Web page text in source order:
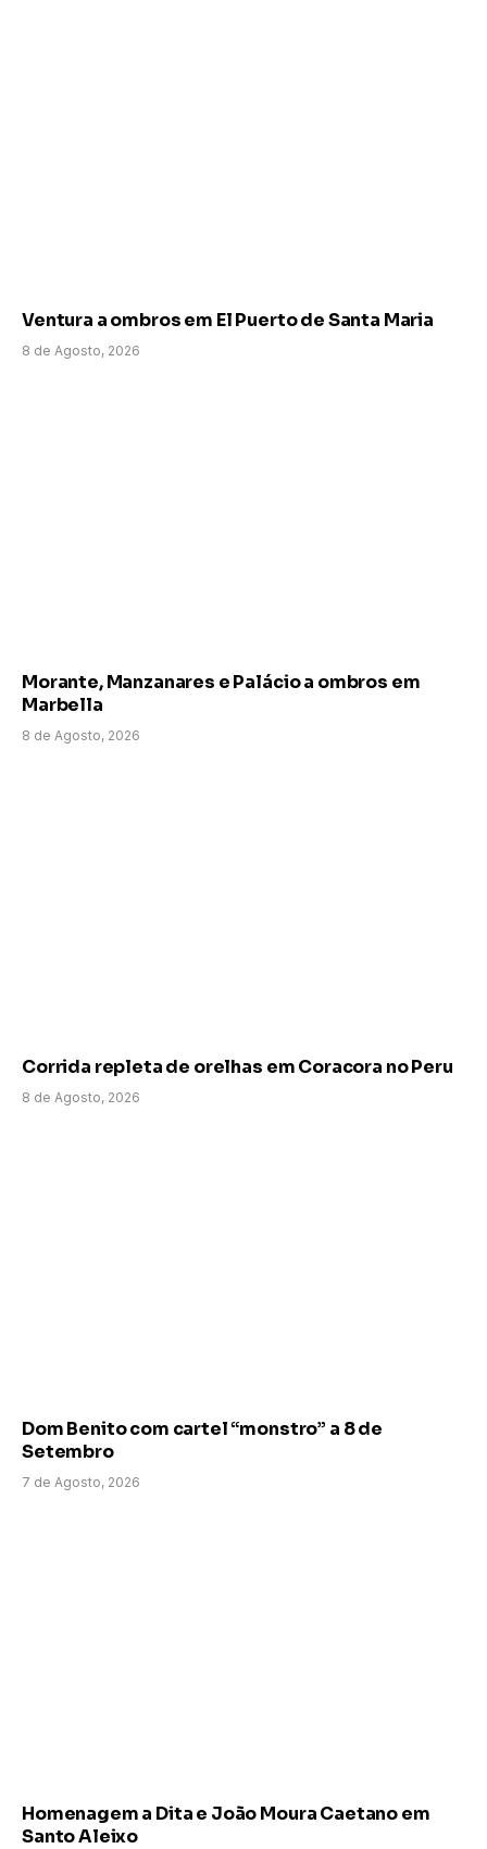
Ventura a ombros em El Puerto de Santa Maria
8 de Agosto, 2026
Morante, Manzanares e Palácio a ombros em
Marbella
8 de Agosto, 2026
Corrida repleta de orelhas em Coracora no Peru
8 de Agosto, 2026
Dom Benito com cartel “monstro” a 8 de
Setembro
7 de Agosto, 2026
Homenagem a Dita e João Moura Caetano em
Santo Aleixo